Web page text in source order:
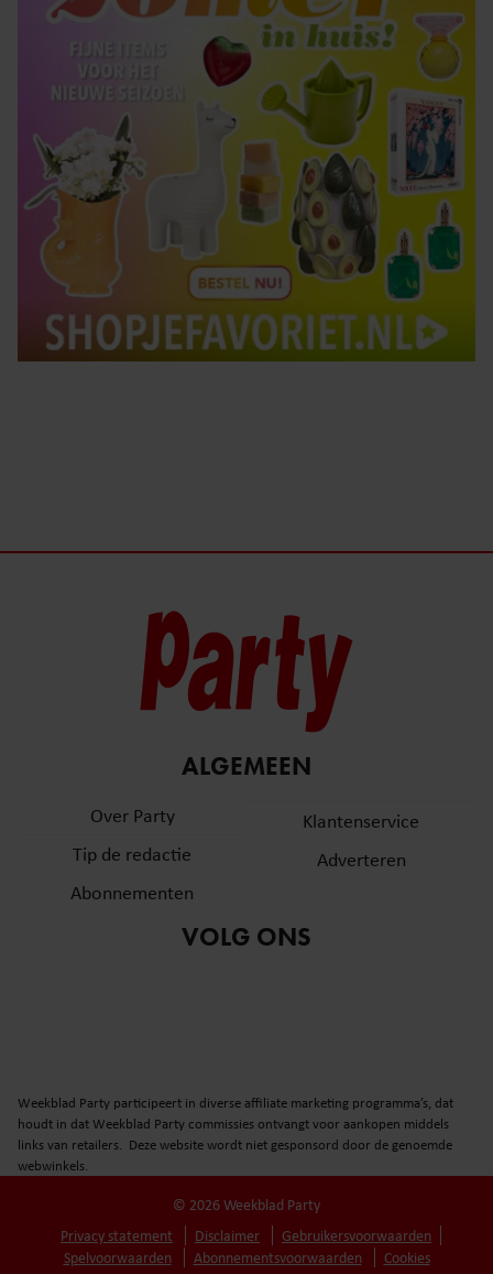
ALGEMEEN
Over Party
Tip de redactie
Abonnementen
Klantenservice
Adverteren
VOLG ONS
Weekblad Party participeert in diverse affiliate marketing programma’s, dat
houdt in dat Weekblad Party commissies ontvangt voor aankopen middels
links van retailers. Deze website wordt niet gesponsord door de genoemde
webwinkels.
© 2026 Weekblad Party
Privacy statement
Disclaimer
Gebruikersvoorwaarden
Spelvoorwaarden
Abonnementsvoorwaarden Cookies